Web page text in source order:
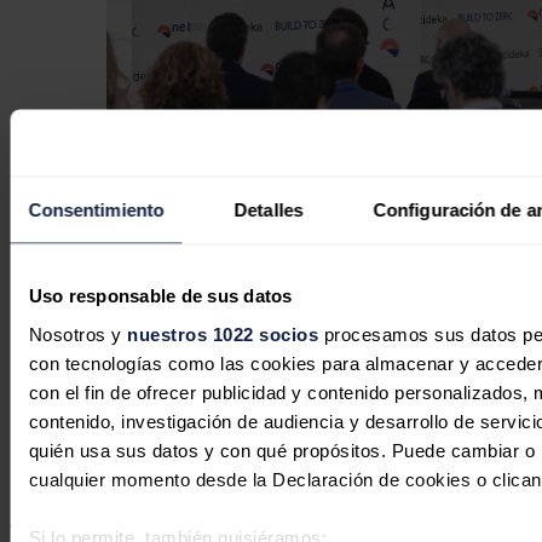
Consentimiento Detalles Configuración de
Uso responsable de sus datos
Nosotros y nuestros 1022 sociosprocesamos sus datos
con tecnologías como las cookies para almacenar y
con el fin de ofrecer publicidad y contenido personalizados,
contenido, investigación de audiencia y desarrollo de
quién usa sus datos y con qué propósitos. Puede cambiar
cualquier momento desde la Declaración de cookies o
Si lo permite, también quisiéramos:
Acideka se convierte en la primera
100% de su producción de calor
industrial con renovables y
almacenamiento térmico
02/07/2026
No hay comentarios
Deja tu comentario
Tu dirección de correo electrónico no será publicada. Todos los